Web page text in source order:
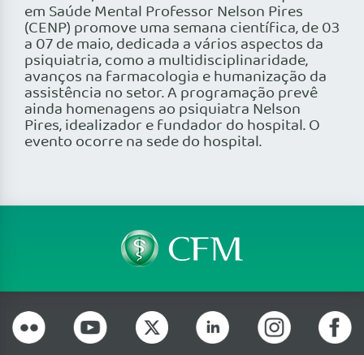
em Saúde Mental Professor Nelson Pires
(CENP) promove uma semana científica, de 03
a 07 de maio, dedicada a vários aspectos da
psiquiatria, como a multidisciplinaridade,
avanços na farmacologia e humanização da
assistência no setor. A programação prevê
ainda homenagens ao psiquiatra Nelson
Pires, idealizador e fundador do hospital. O
evento ocorre na sede do hospital.